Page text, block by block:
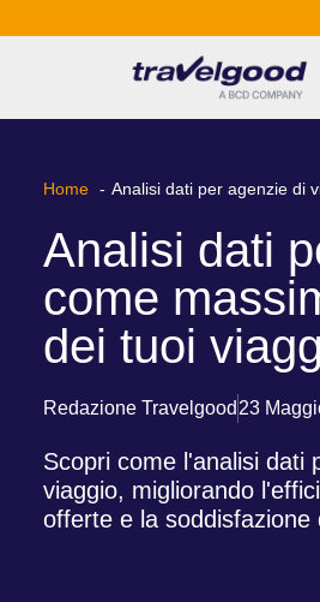
Home Analisi dati per agenzie di
Analisi dati
come
dei tuoi
Redazione Travelgood 23
Scopri come l'analisi dati
viaggio, migliorando
offerte e la soddisfazione